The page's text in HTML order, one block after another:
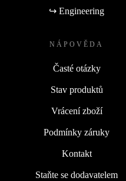
↪ Engineering
NÁPOVĚDA
Časté otázky
Stav produktů
Vrácení zboží
Podmínky záruky
Kontakt
Staňte se dodavatelem